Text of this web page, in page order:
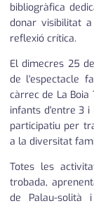
bibliogràfica
donar visibilitat
reflexió crítica.
El dimecres 25
de l'espectacle
càrrec de La
infants d'entre 3
participatiu per
a la diversitat
Totes les
trobada,
de Palau-solità